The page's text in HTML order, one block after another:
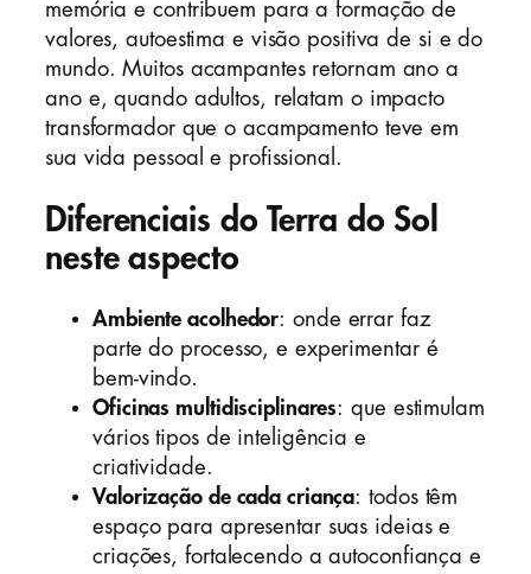
memória e contribuem para a formação de
valores, autoestima e visão positiva de si e do
mundo. Muitos acampantes retornam ano a
ano e, quando adultos, relatam o impacto
transformador que o acampamento teve em
sua vida pessoal e profissional.
Diferenciais do Terra do Sol
neste aspecto
Ambiente acolhedor: onde errar faz
parte do processo, e experimentar é
bem-vindo.
Oficinas multidisciplinares: que estimulam
vários tipos de inteligência e
criatividade.
Valorização de cada criança: todos têm
espaço para apresentar suas ideias e
criações, fortalecendo a autoconfiança e